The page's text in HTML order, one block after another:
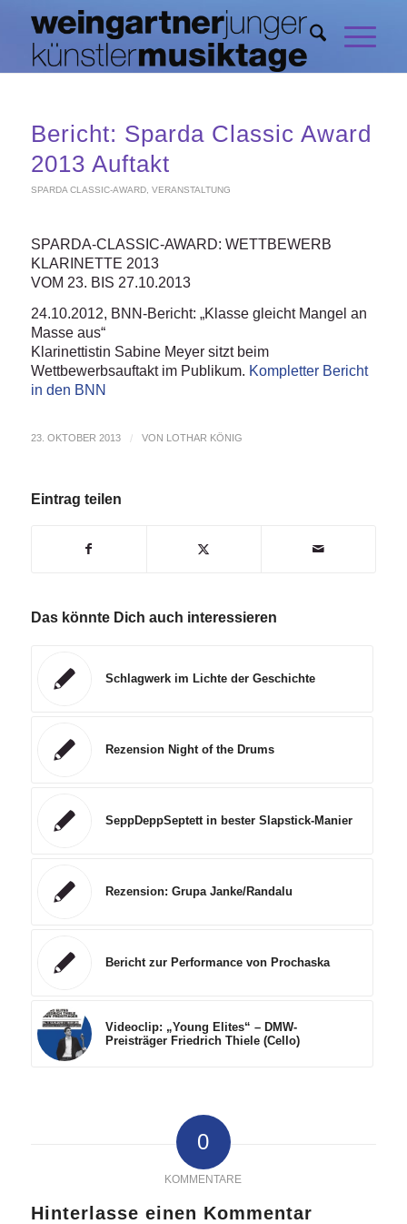
Bericht: Sparda Classic Award
2013 Auftakt
SPARDA CLASSIC-AWARD, VERANSTALTUNG
SPARDA-CLASSIC-AWARD: WETTBEWERB
KLARINETTE 2013
VOM 23. BIS 27.10.2013
24.10.2012, BNN-Bericht: „Klasse gleicht Mangel an
Masse aus“
Klarinettistin Sabine Meyer sitzt beim
Wettbewerbsauftakt im Publikum. Kompletter Bericht
in den BNN
23. OKTOBER 2013 / VON LOTHAR KÖNIG
Eintrag teilen
Das könnte Dich auch interessieren
Schlagwerk im Lichte der Geschichte
Rezension Night of the Drums
SeppDeppSeptett in bester Slapstick-Manier
Rezension: Grupa Janke/Randalu
Bericht zur Performance von Prochaska
Videoclip: „Young Elites“ – DMW-
Preisträger Friedrich Thiele (Cello)
0
KOMMENTARE
Hinterlasse einen Kommentar